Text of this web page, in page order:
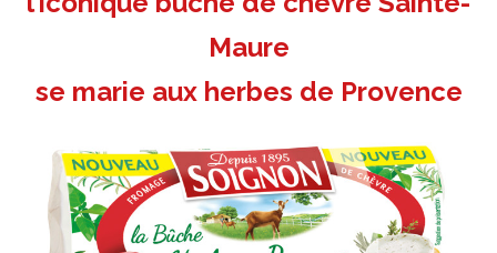
Maure
se marie aux herbes de Provence